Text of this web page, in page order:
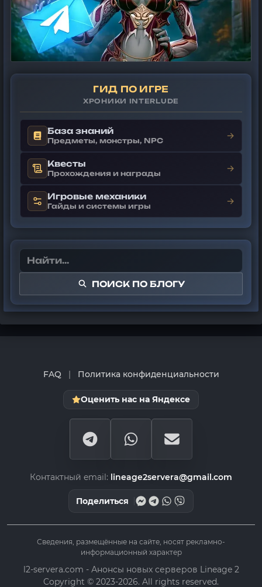
ГИД ПО ИГРЕ
ХРОНИКИ INTERLUDE
База знаний
Предметы, монстры, NPC →
Квесты
Прохождения и награды →
Игровые механики
Гайды и системы игры →
ПОИСК ПО БЛОГУ
FAQ | Политика конфиденциальности
Оценить нас на Яндексе
Контактный email: lineage2servera@gmail.com
Поделиться
Сведения, размещённые на сайте, носят рекламно-
информационный характер
l2-servera.com - Анонсы новых серверов Lineage 2
Copyright © 2023-2026. All rights reserved.